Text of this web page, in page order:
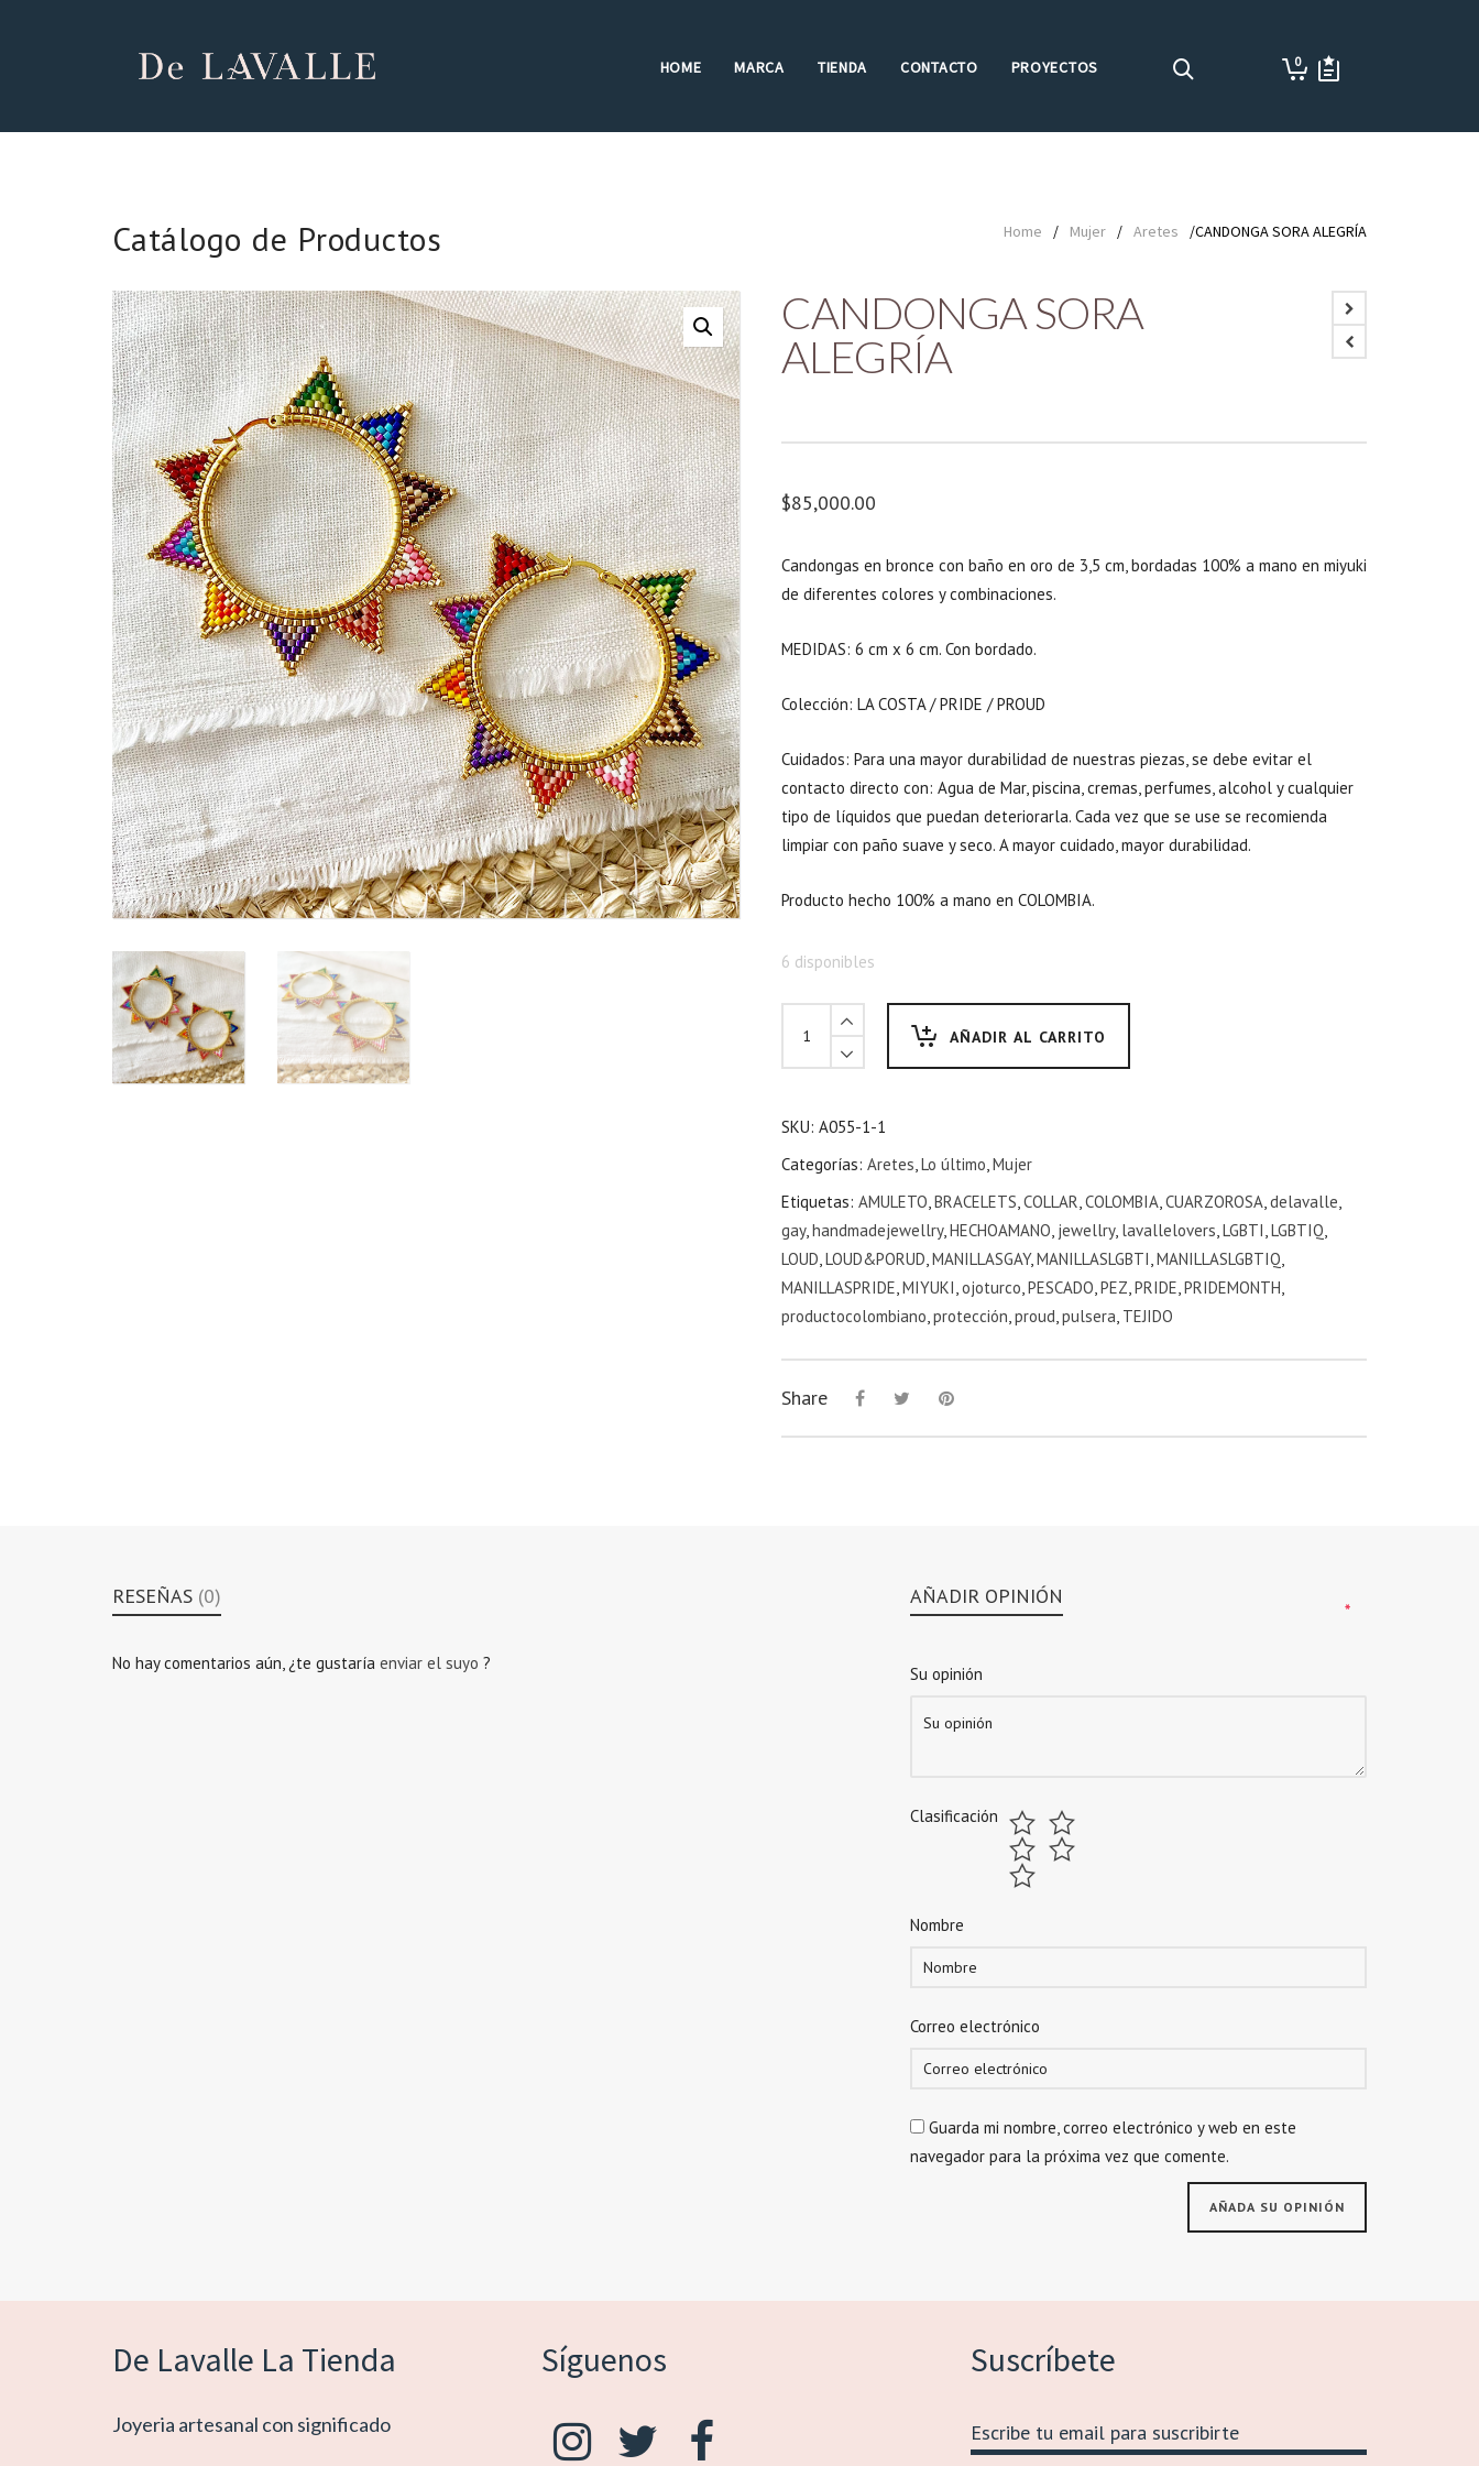
0
HOME MARCA TIENDA CONTACTO PROYECTOS
Catálogo de Productos Home / Mujer / Aretes /CANDONGA SORA ALEGRÍA
CANDONGA SORA
ALEGRÍA
$85,000.00
Candongas en bronce con baño en oro de 3,5 cm, bordadas 100% a mano en miyuki
de diferentes colores y combinaciones.
MEDIDAS: 6 cm x 6 cm. Con bordado.
Colección: LA COSTA / PRIDE / PROUD
Cuidados: Para una mayor durabilidad de nuestras piezas, se debe evitar el
contacto directo con: Agua de Mar, piscina, cremas, perfumes, alcohol y cualquier
tipo de líquidos que puedan deteriorarla. Cada vez que se use se recomienda
limpiar con paño suave y seco. A mayor cuidado, mayor durabilidad.
Producto hecho 100% a mano en COLOMBIA.
6 disponibles
AÑADIR AL CARRITO
SKU: A055-1-1
Categorías: Aretes Lo último Mujer
Etiquetas: AMULETO BRACELETS COLLAR COLOMBIA CUARZOROSA delavalle
gay, handmadejewellry, HECHOAMANO jewellry, lavallelovers LGBTI LGBTIQ
LOUD LOUD&PORUD MANILLASGAY, MANILLASLGBTI MANILLASLGBTIQ
MANILLASPRIDE MIYUKI ojoturco PESCADO PEZ PRIDE PRIDEMONTH
productocolombiano protección proud pulsera TEJIDO
Share
RESEÑAS (0)
No hay comentarios aún, ¿te gustaría enviar el suyo ?
AÑADIR OPINIÓN
Su opinión
Clasificación
Nombre
*
Correo electrónico
*
Guarda mi nombre, correo electrónico y web en este
navegador para la próxima vez que comente.
De Lavalle La Tienda
Joyeria artesanal con significado
Síguenos Suscríbete